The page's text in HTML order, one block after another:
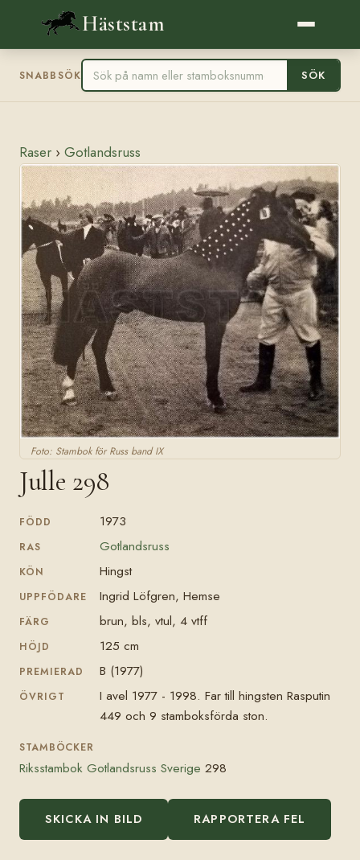
Häststam
SNABBSÖK SÖK
Raser › Gotlandsruss
Foto: Stambok för Russ band IX
Julle 298
FÖDD 1973
RAS Gotlandsruss
KÖN Hingst
UPPFÖDARE Ingrid Löfgren, Hemse
FÄRG brun, bls, vtul, 4 vtff
HÖJD 125 cm
PREMIERAD B (1977)
ÖVRIGT
I avel 1977 - 1998. Far till hingsten Rasputin
449 och 9 stamboksförda ston.
STAMBÖCKER
Riksstambok Gotlandsruss Sverige 298
SKICKA IN BILD RAPPORTERA FEL